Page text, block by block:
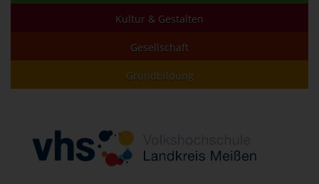
Kultur & Gestalten
Gesellschaft
Grundbildung